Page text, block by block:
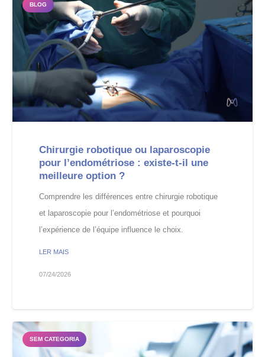
BLOG
Chirurgie robotique ou laparoscopie
pour l’endométriose : existe-t-il une
meilleure option ?
Comprendre les différences entre chirurgie robotique
et laparoscopie pour l’endométriose et pourquoi
l’expérience de l’équipe influence le choix.
LER MAIS
07/24/2026
SEM CATEGORIA